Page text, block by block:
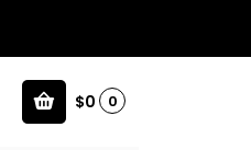
$0 0